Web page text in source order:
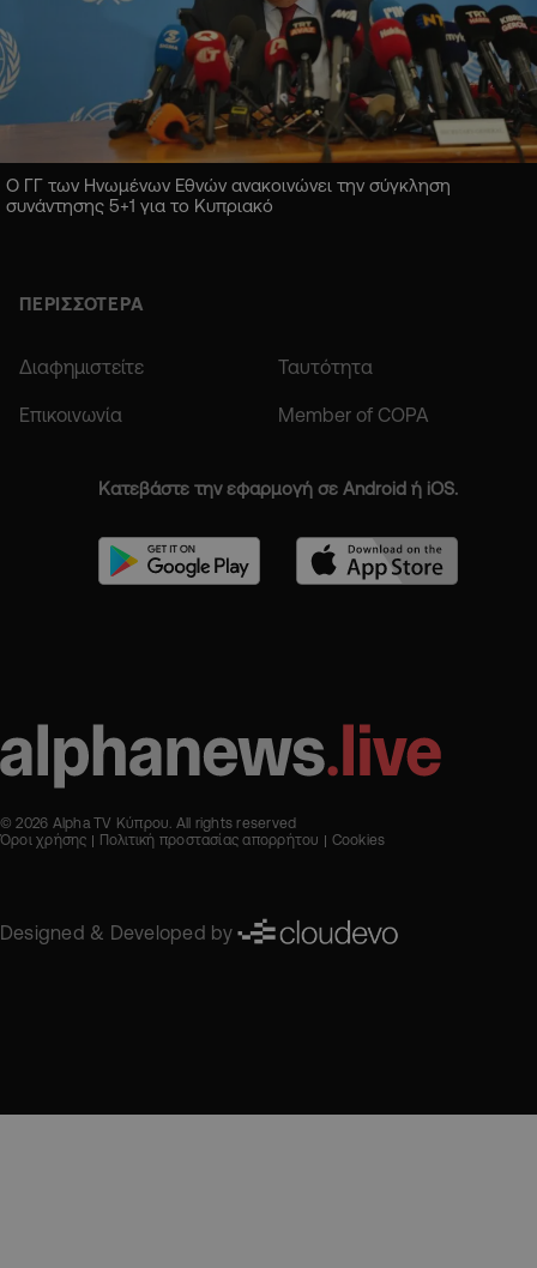
Ο ΓΓ των Ηνωμένων Εθνών ανακοινώνει την σύγκληση
συνάντησης 5+1 για το Κυπριακό
ΠΕΡΙΣΣΟΤΕΡΑ
Διαφημιστείτε Ταυτότητα
Επικοινωνία Member of COPA
Κατεβάστε την εφαρμογή σε Android ή iOS.
© 2026 Alpha TV Κύπρου. All rights reserved
Όροι χρήσης
Πολιτική προστασίας απορρήτου Cookies
Designed & Developed by